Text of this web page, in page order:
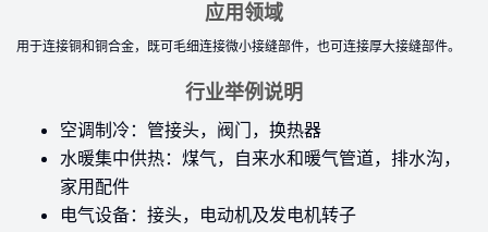
应用领域
用于连接铜和铜合金，既可毛细连接微小接缝部件，也可连接厚大接缝部件。
行业举例说明
空调制冷：管接头，阀门，换热器
水暖集中供热：煤气，自来水和暖气管道，排水沟，
家用配件
电气设备：接头，电动机及发电机转子